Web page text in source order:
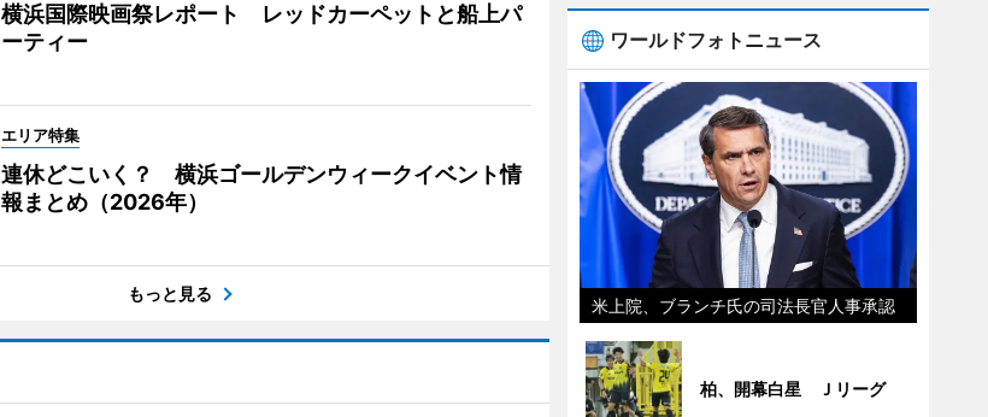
横浜国際映画祭レポート レッドカーペットと船上パ
ーティー
エリア特集
連休どこいく？ 横浜ゴールデンウィークイベント情
報まとめ（2026年）
もっと見る
ワールドフォトニュース
米上院、ブランチ氏の司法長官人事承認
柏、開幕白星 Ｊリーグ